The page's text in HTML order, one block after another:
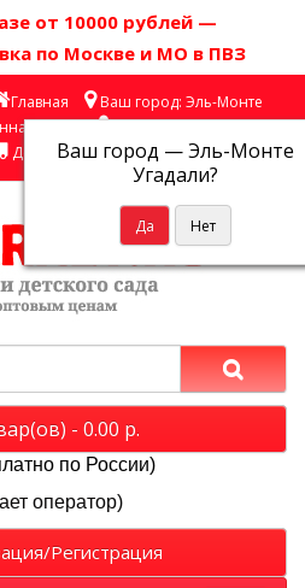
от 10000 рублей —
по Москве и МО в ПВЗ
Главная Ваш город: Эль-Монте
Ваш город —Эль-Монте
Угадали?
почта
Личный кабинет
Доставка
- 0.00 р.
по России)
оператор)
Регистрация